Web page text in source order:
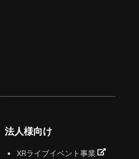
法人様向け
XRライブイベント事業